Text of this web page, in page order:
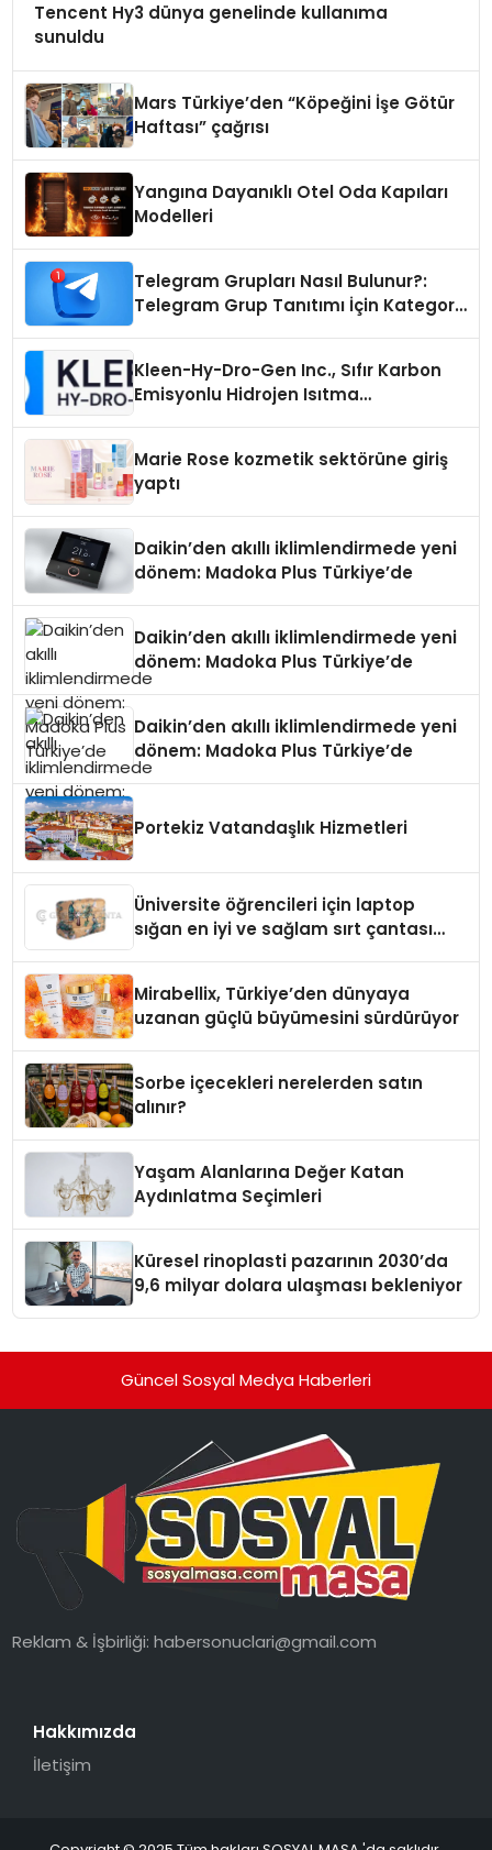
Tencent Hy3 dünya genelinde kullanıma
sunuldu
Mars Türkiye’den “Köpeğini İşe Götür
Haftası” çağrısı
Yangına Dayanıklı Otel Oda Kapıları
Modelleri
Telegram Grupları Nasıl Bulunur?:
Telegram Grup Tanıtımı İçin Kategori
Kleen-Hy-Dro-Gen Inc., Sıfır Karbon
Emisyonlu Hidrojen Isıtma
Marie Rose kozmetik sektörüne giriş
yaptı
Daikin’den akıllı iklimlendirmede yeni
dönem: Madoka Plus Türkiye’de
Daikin’den akıllı iklimlendirmede yeni
dönem: Madoka Plus Türkiye’de
Daikin’den akıllı iklimlendirmede yeni
dönem: Madoka Plus Türkiye’de
Portekiz Vatandaşlık Hizmetleri
Üniversite öğrencileri için laptop
sığan en iyi ve sağlam sırt çantası
Mirabellix, Türkiye’den dünyaya
uzanan güçlü büyümesini sürdürüyor
Sorbe içecekleri nerelerden satın
alınır?
Yaşam Alanlarına Değer Katan
Aydınlatma Seçimleri
Küresel rinoplasti pazarının 2030’da
9,6 milyar dolara ulaşması bekleniyor
Güncel Sosyal Medya Haberleri
Reklam & İşbirliği:habersonuclari@gmail.com
Hakkımızda
İletişim